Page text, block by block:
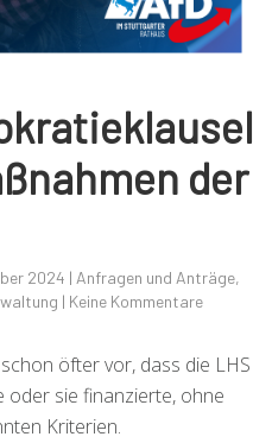
der
2024 | Anfragen und Anträge,
| Keine Kommentare
öfter vor, dass die LHS
sie finanzierte, ohne
Kriterien.